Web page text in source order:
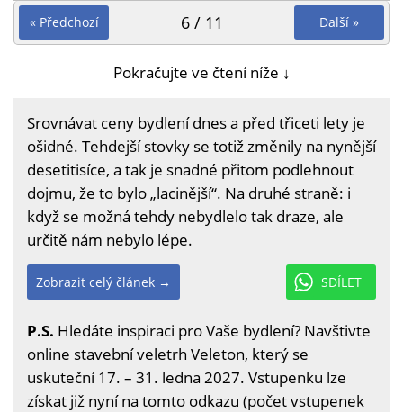
« Předchozí Další »
6 / 11
Pokračujte ve čtení níže ↓
Srovnávat ceny bydlení dnes a před třiceti lety je
ošidné. Tehdejší stovky se totiž změnily na nynější
desetitisíce, a tak je snadné přitom podlehnout
dojmu, že to bylo „lacinější“. Na druhé straně: i
když se možná tehdy nebydlelo tak draze, ale
určitě nám nebylo lépe.
SDÍLET
Zobrazit celý článek →
P.S. Hledáte inspiraci pro Vaše bydlení? Navštivte
online stavební veletrh Veleton, který se
uskuteční 17. – 31. ledna 2027. Vstupenku lze
získat již nyní na tomto odkazu (počet vstupenek